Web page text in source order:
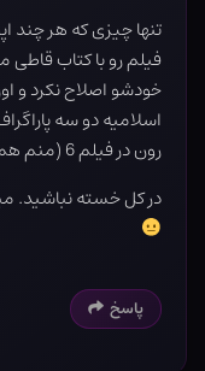
تنها چیزی که هر چند
فیلم رو با کتاب قاطی
خودشو اصلاح نکرد و
اسلامیه دو سه
رون در فیلم 6 (منم همین سوالو از خودم می پرسم)
در کل خسته نباشید.
پاسخ